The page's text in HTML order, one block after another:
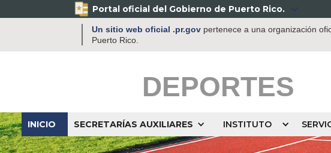
Portal oficial del Gobierno de Puerto Rico. 
Un sitio web oficial .pr.gov pertenece a una organización
Puerto Rico.
DEPORTES
INICIO SECRETARÍAS AUXILIARES INSTITUTO